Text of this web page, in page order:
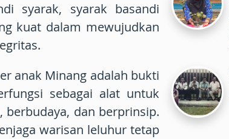
syarak, syarak basandi
kuat dalam mewujudkan
anak Minang adalah bukti
sebagai alat untuk
berbudaya, dan berprinsip.
warisan leluhur tetap